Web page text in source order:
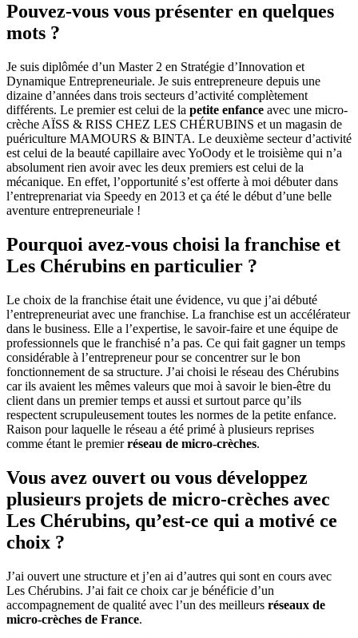
Pouvez-vous vous présenter en quelques
mots ?
Je suis diplômée d’un Master 2 en Stratégie d’Innovation et
Dynamique Entrepreneuriale. Je suis entrepreneure depuis une
dizaine d’années dans trois secteurs d’activité complètement
différents. Le premier est celui de la petite enfance avec une micro-
crèche AÏSS & RISS CHEZ LES CHÉRUBINS et un magasin de
puériculture MAMOURS & BINTA. Le deuxième secteur d’activité
est celui de la beauté capillaire avec YoOody et le troisième qui n’a
absolument rien avoir avec les deux premiers est celui de la
mécanique. En effet, l’opportunité s’est offerte à moi débuter dans
l’entreprenariat via Speedy en 2013 et ça été le début d’une belle
aventure entrepreneuriale !
Pourquoi avez-vous choisi la franchise et
Les Chérubins en particulier ?
Le choix de la franchise était une évidence, vu que j’ai débuté
l’entrepreneuriat avec une franchise. La franchise est un accélérateur
dans le business. Elle a l’expertise, le savoir-faire et une équipe de
professionnels que le franchisé n’a pas. Ce qui fait gagner un temps
considérable à l’entrepreneur pour se concentrer sur le bon
fonctionnement de sa structure. J’ai choisi le réseau des Chérubins
car ils avaient les mêmes valeurs que moi à savoir le bien-être du
client dans un premier temps et aussi et surtout parce qu’ils
respectent scrupuleusement toutes les normes de la petite enfance.
Raison pour laquelle le réseau a été primé à plusieurs reprises
comme étant le premierréseau de micro-crèches.
Vous avez ouvert ou vous développez
plusieurs projets de micro-crèches avec
Les Chérubins, qu’est-ce qui a motivé ce
choix ?
J’ai ouvert une structure et j’en ai d’autres qui sont en cours avec
Les Chérubins. J’ai fait ce choix car je bénéficie d’un
accompagnement de qualité avec l’un des meilleurs réseaux de
micro-crèches de France.